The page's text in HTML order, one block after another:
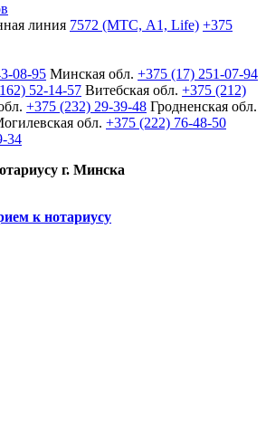
линия 7572 (МТС, A1, Life) +375
08-95 Минская обл. +375 (17) 251-07-94
52-14-57 Витебская обл. +375 (212)
+375 (232) 29-39-48 Гродненская обл.
обл. +375 (222) 76-48-50
34
г. Минска
к нотариусу